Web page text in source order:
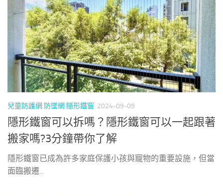
兒童防護網 防墜網 隱形鐵窗 2024-09-09
隱形鐵窗可以拆嗎？隱形鐵窗可以一起跟著
搬家嗎?3分鐘帶你了解
隱形鐵窗已成為許多家庭保護小孩與寵物的重要設施，但當
面臨搬遷...